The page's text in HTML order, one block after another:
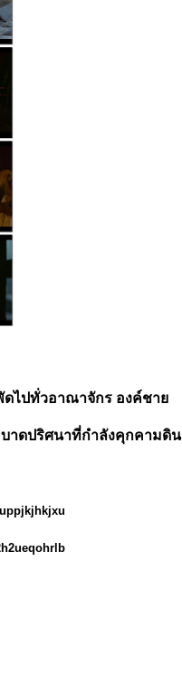
ดไปทั่วอาณาจักร องค์ชาย
บาดปริศนาที่กำลังคุกคามดิน